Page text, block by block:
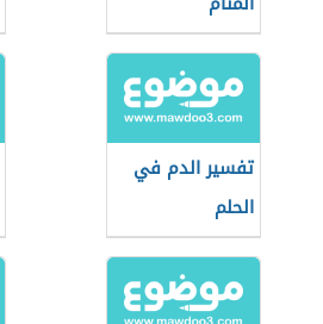
تفسير الدم في
الحلم